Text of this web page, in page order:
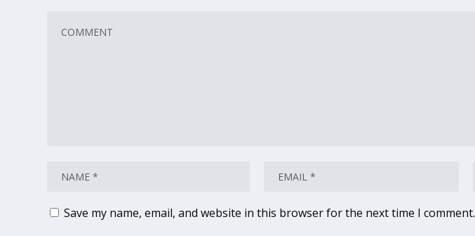
Save my name, email, and website in this browser for the next time I comment.